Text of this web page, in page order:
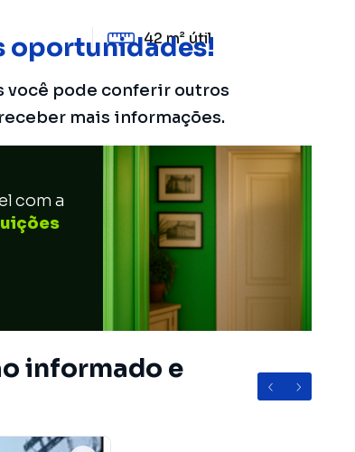
oportunidades!
você pode conferir outros
mais informações.
42 m²útil
com a
informado e